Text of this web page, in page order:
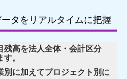
タをリアルタイムに把握
残高を法人全体・会計区分
。
別に加えてプロジェクト別に